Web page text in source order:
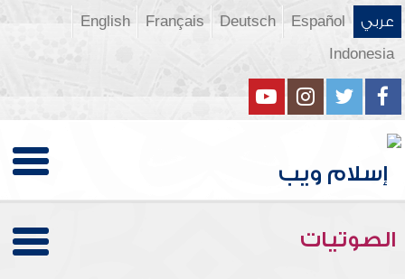
عربي Español
Deutsch
Français
English
Indonesia
الصوتيات